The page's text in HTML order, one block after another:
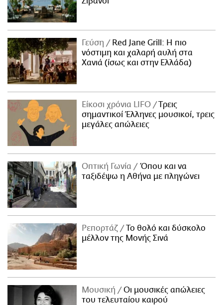
Γεύση
Red Jane Grill: Η πιο
νόστιμη και χαλαρή αυλή στα
Χανιά (ίσως και στην Ελλάδα)
Είκοσι χρόνια LIFO
Tρεις
σημαντικοί Έλληνες μουσικοί, τρεις
μεγάλες απώλειες
Οπτική Γωνία
Όπου και να
ταξιδέψω η Αθήνα με πληγώνει
Ρεπορτάζ
Το θολό και δύσκολο
μέλλον της Μονής Σινά
Μουσική
Οι μουσικές απώλειες
του τελευταίου καιρού